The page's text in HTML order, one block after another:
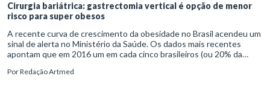
Cirurgia bariátrica: gastrectomia vertical é opção de menor
risco para super obesos
A recente curva de crescimento da obesidade no Brasil acendeu um
sinal de alerta no Ministério da Saúde. Os dados mais recentes
apontam que em 2016 um em cada cinco brasileiros (ou 20% da
massa acima de 30 kg/m2. Nessa conjuntura, a cirurgia bariátrica
PorRedação Artmed